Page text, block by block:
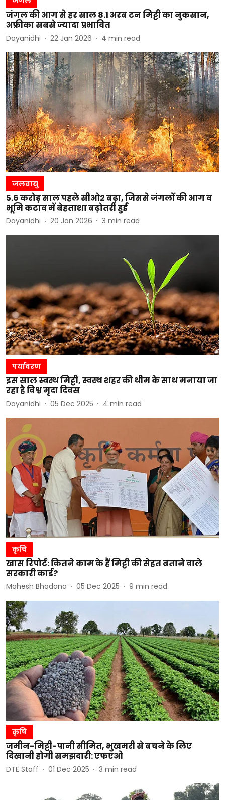
जंगल की आग से हर साल 8.1 अरब टन मिट्टी का नुकसान,
अफ्रीका सबसे ज्यादा प्रभावित
Dayanidhi 22 Jan 2026 4 min read
जलवायु
5.6 करोड़ साल पहले सीओ2 बढ़ा, जिससे जंगलों की आग व
भूमि कटाव में बेहताशा बढ़ोतरी हुई
Dayanidhi 20 Jan 2026 3 min read
पर्यावरण
इस साल स्वस्थ मिट्टी, स्वस्थ शहर की थीम के साथ मनाया जा
रहा है विश्व मृदा दिवस
Dayanidhi 05 Dec 2025 4 min read
कृषि
खास रिपोर्ट: कितने काम के हैं मिट्टी की सेहत बताने वाले
सरकारी कार्ड?
Mahesh Bhadana 05 Dec 2025 9 min read
कृषि
जमीन-मिट्टी-पानी सीमित, भुखमरी से बचने के लिए
दिखानी होगी समझदारी: एफएओ
DTE Staff 01 Dec 2025 3 min read